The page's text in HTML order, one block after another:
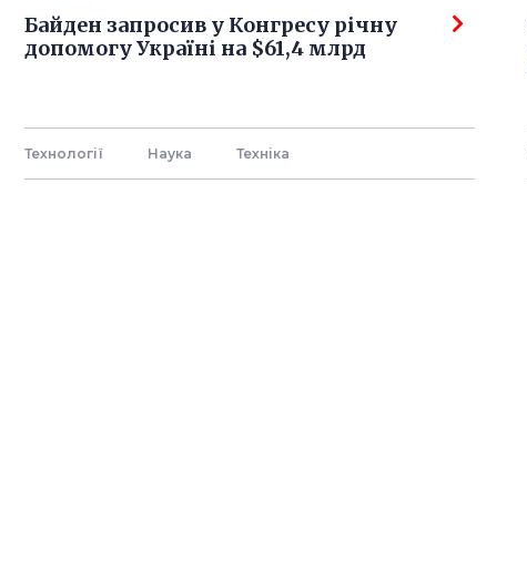
Байден запросив у Конгресу річну
допомогу Україні на $61,4 млрд
Технології Наука Технiка